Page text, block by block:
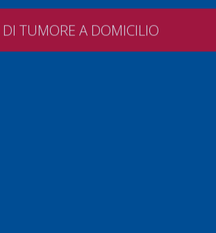
FONDI VOLONTARIATO PARTNER ATT
TUMORE A DOMICILIO